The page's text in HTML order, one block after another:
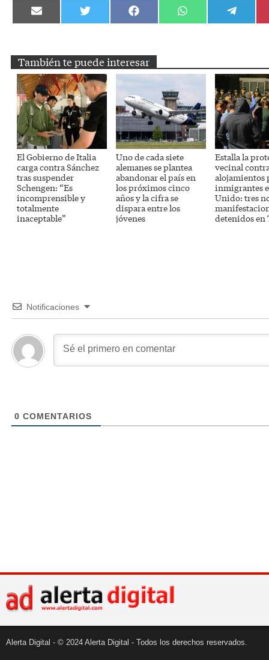
Compartir
en
Compartir
en
Compartir
en
Compartir
en
Compartir
en
También te puede interesar
El Gobierno de Italia
carga contra Sánchez
tras suspender
Schengen: “Es
incomprensible y
totalmente
inaceptable”
Uno de cada siete
alemanes se plantea
abandonar el país en
los próximos cinco
años y la cifra se
dispara entre los
jóvenes
Estalla la
vecinal
alojamientos
inmigrantes
Unido: tres
detenidos en
Notificaciones
0 COMENTARIOS
Alerta Digital - © 2024 Alerta Digital - Todos los derechos reservados.